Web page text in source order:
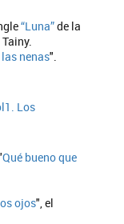
“Luna”de la
nenas".
Los
Qué bueno que
ojos", el